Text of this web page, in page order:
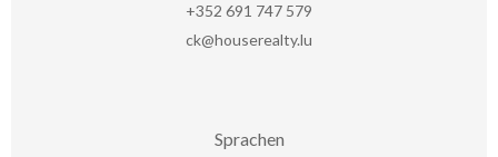
+352 691 747 579
ck@houserealty.lu
Sprachen